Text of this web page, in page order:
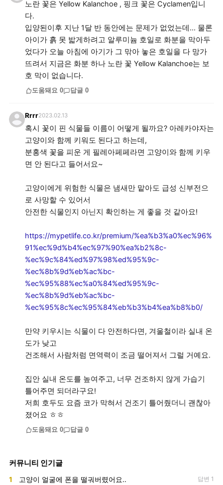
노란 꽃은 Yellow Kalanchoe , 핑크 꽃은 Cyclamen입니
다.
입양된이후 지난 1달 반 동안에는 문제가 없었는데... 물론
아이가 흙 못 밟게하려고 알루미늄 호일로 화분을 막아두
었다가 오늘 아침에 아기가 그 맊아 놓은 호일을 다 망가
뜨려서 지금은 화분 하나 노란 꽃 Yellow Kalanchoe는 보
호 막이 없습니다.
도움돼요 0 답글 0
Rrrr2023.02.13
혹시 꽃이 핀 식물들 이름이 어떻게 될까요? 아레카야자는
고양이와 함께 키워도 된다고 하는데,
분홍색 꽃을 피운 게 필레아페페라면 고양이와 함께 키우
면 안 된다고 들어서요~
고양이에게 위험한 식물은 냄새만 맡아도 급성 신부전으
로 사망할 수 있어서
안전한 식물인지 아닌지 확인하는 게 좋을 것 같아요!
https://mypetlife.co.kr/premium/%ea%b3%a0%ec%96%
91%ec%9d%b4%ec%97%90%ea%b2%8c-
%ec%9c%84%ed%97%98%ed%95%9c-
%ec%8b%9d%eb%ac%bc-
%ec%95%88%ec%a0%84%ed%95%9c-
%ec%8b%9d%eb%ac%bc-
%ec%95%8c%ec%95%84%eb%b3%b4%ea%b8%b0/
만약 키우시는 식물이 다 안전하다면, 겨울철이라 실내 온
도가 낮고
건조해서 사람처럼 면역력이 조금 떨어져서 그럴 거예요.
집안 실내 온도를 높여주고, 너무 건조하지 않게 가습기
틀어주면 되더라구요!
저희 호두도 요즘 코가 막혀서 건조기 틀어줬더니 괜찮아
졌어요 ㅎㅎ
도움돼요 0 답글 0
커뮤니티 인기글
1 고양이 얼굴에 폰을 떨궈버렸어요.. 답변 1